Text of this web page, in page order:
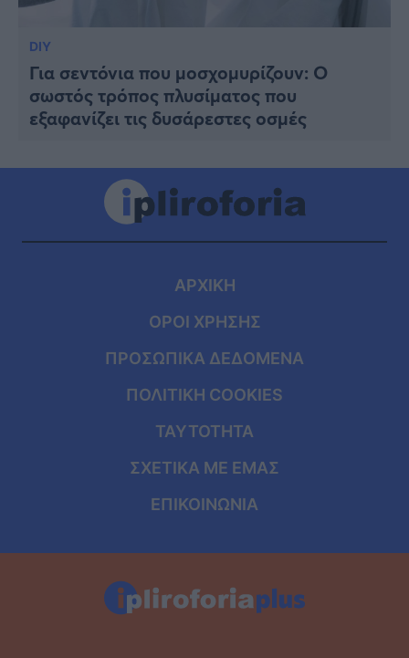
DIY
Για σεντόνια που μοσχομυρίζουν: Ο
σωστός τρόπος πλυσίματος που
εξαφανίζει τις δυσάρεστες οσμές
ΑΡΧΙΚΗ
ΟΡΟΙ ΧΡΗΣΗΣ
ΠΡΟΣΩΠΙΚΑ ΔΕΔΟΜΕΝΑ
ΠΟΛΙΤΙΚΗ COOKIES
ΤΑΥΤΟΤΗΤΑ
ΣΧΕΤΙΚΑ ΜΕ ΕΜΑΣ
ΕΠΙΚΟΙΝΩΝΙΑ